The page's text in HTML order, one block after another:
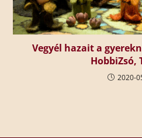
Vegyél hazait a
HobbiZsó,
2020-